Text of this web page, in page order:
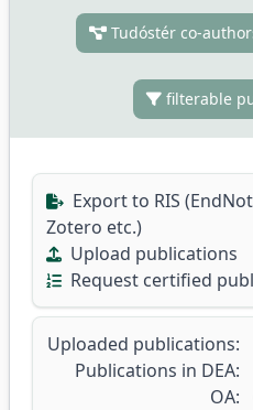
Tudóstér co-
filterable
Export to RIS
Zotero etc.)
Upload publications
Request certified
Uploaded publications:
Publications in DEA:
OA: